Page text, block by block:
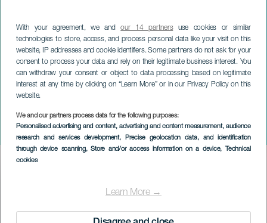
With your agreement, we andour 14 partnersuse cookies or similar
technologies to store, access, and process personal data like your visit on this
website, IP addresses and cookie identifiers. Some partners do not ask for your
consent to process your data and rely on their legitimate business interest. You
can withdraw your consent or object to data processing based on legitimate
interest at any time by clicking on “Learn More” or in our Privacy Policy on this
website.
We and our partners process data for the following purposes:
Personalised advertising and content, advertising and content measurement, audience
research and services development, Precise geolocation data, and identification
through device scanning, Store and/or access information on a device, Technical
cookies
Learn More →
Vit dag
LA PALMA
Imagen